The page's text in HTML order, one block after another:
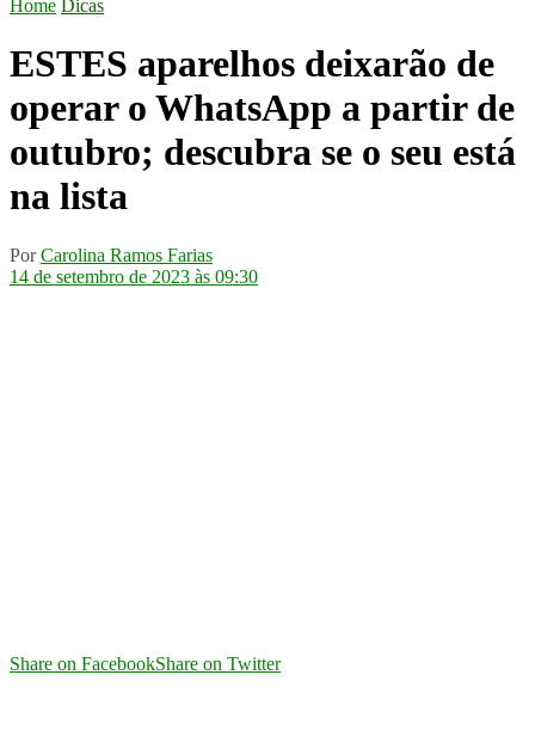
Home Dicas
ESTES aparelhos deixarão de
operar o WhatsApp a partir de
outubro; descubra se o seu está
na lista
Por Carolina Ramos Farias
14 de setembro de 2023 às 09:30
Share on FacebookShare on Twitter